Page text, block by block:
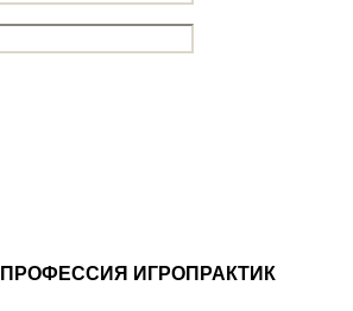
ПРОФЕССИЯ ИГРОПРАКТИК